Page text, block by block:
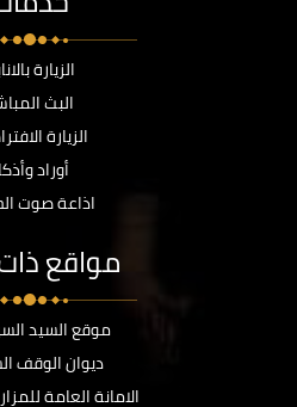
الزيارة
البث
الزيارة
أوراد
اذاعة صوت
مواقع
موقع السيد
ديوان الوقف
الامانة العامة